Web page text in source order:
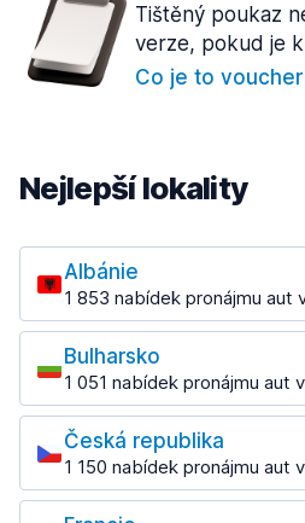
Tištěný poukaz
verze, pokud je k
Co je to
Nejlepší lokality
Albánie
1 853 nabídek pronájmu aut
Nejoblíbenější lokality
Tirana
1 433 akcí v 7 lokacích
Letiště Tirana
od 761,44 Kč denně
Bulharsko
1 051 nabídek pronájmu aut
Nejoblíbenější lokality
Burgas
137 akcí v 6 lokacích
Letiště Burgas
Česká republika
1 150 nabídek pronájmu aut
Nejoblíbenější lokality